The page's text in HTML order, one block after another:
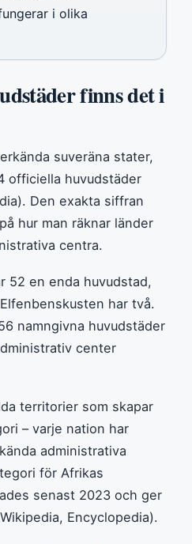
i olika
finns det i
suveräna stater,
officiella huvudstäder
Den exakta siffran
hur man räknar länder
centra.
52 en enda huvudstad,
har två.
namngivna huvudstäder
center
territorier som skapar
– varje nation har
administrativa
för Afrikas
senast 2023 och ger
Encyclopedia).